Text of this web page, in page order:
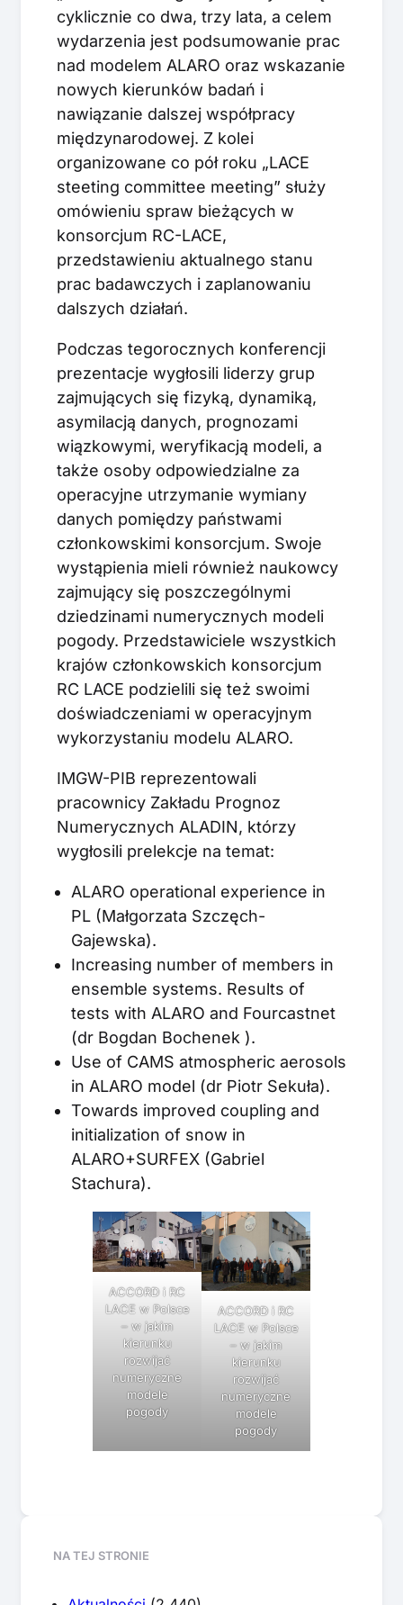
cyklicznie co dwa, trzy lata, a celem
wydarzenia jest podsumowanie prac
nad modelem ALARO oraz wskazanie
nowych kierunków badań i
nawiązanie dalszej współpracy
międzynarodowej. Z kolei
organizowane co pół roku „LACE
steeting committee meeting” służy
omówieniu spraw bieżących w
konsorcjum RC-LACE,
przedstawieniu aktualnego stanu
prac badawczych i zaplanowaniu
dalszych działań.
Podczas tegorocznych konferencji
prezentacje wygłosili liderzy grup
zajmujących się fizyką, dynamiką,
asymilacją danych, prognozami
wiązkowymi, weryfikacją modeli, a
także osoby odpowiedzialne za
operacyjne utrzymanie wymiany
danych pomiędzy państwami
członkowskimi konsorcjum. Swoje
wystąpienia mieli również naukowcy
zajmujący się poszczególnymi
dziedzinami numerycznych modeli
pogody. Przedstawiciele wszystkich
krajów członkowskich konsorcjum
RC LACE podzielili się też swoimi
doświadczeniami w operacyjnym
wykorzystaniu modelu ALARO.
IMGW-PIB reprezentowali
pracownicy Zakładu Prognoz
Numerycznych ALADIN, którzy
wygłosili prelekcje na temat:
ALARO operational experience in
PL (Małgorzata Szczęch-
Gajewska).
Increasing number of members in
ensemble systems. Results of
tests with ALARO and Fourcastnet
(dr Bogdan Bochenek ).
Use of CAMS atmospheric aerosols
in ALARO model (dr Piotr Sekuła).
Towards improved coupling and
initialization of snow in
ALARO+SURFEX (Gabriel
Stachura).
ACCORD i RC
LACE w Polsce
– w jakim
kierunku
rozwijać
numeryczne
modele
pogody
ACCORD i RC
LACE w Polsce
– w jakim
kierunku
rozwijać
numeryczne
modele
pogody
NA TEJ STRONIE